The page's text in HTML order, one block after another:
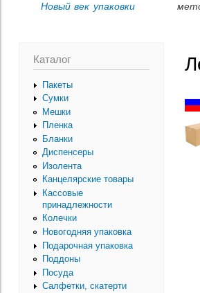
Новый век упаковки
Каталог
Пакеты
Сумки
Мешки
Пленка
Бланки
Диспенсеры
Изолента
Канцелярские товары
Кассовые
принадлежности
Колечки
Новогодняя упаковка
Подарочная упаковка
Поддоны
Посуда
Салфетки, скатерти